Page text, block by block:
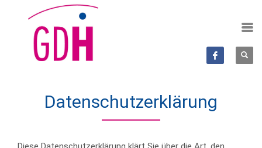
Datenschutzerklärung